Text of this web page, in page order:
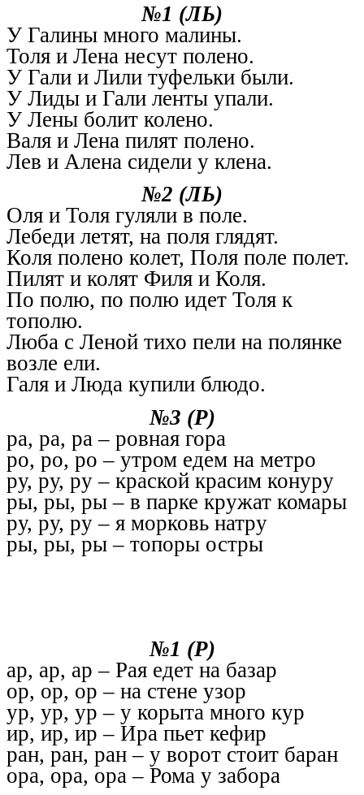
№1 (ЛЬ)
У Галины много малины.
Толя и Лена несут полено.
У Гали и Лили туфельки были.
У Лиды и Гали ленты упали.
У Лены болит колено.
Валя и Лена пилят полено.
Лев и Алена сидели у клена.
№2 (ЛЬ)
Оля и Толя гуляли в поле.
Лебеди летят, на поля глядят.
Коля полено колет, Поля поле полет.
Пилят и колят Филя и Коля.
По полю, по полю идет Толя к
тополю.
Люба с Леной тихо пели на полянке
возле ели.
Галя и Люда купили блюдо.
№3 (Р)
ра, ра, ра – ровная гора
ро, ро, ро – утром едем на метро
ру, ру, ру – краской красим конуру
ры, ры, ры – в парке кружат комары
ру, ру, ру – я морковь натру
ры, ры, ры – топоры остры
№1 (Р)
ар, ар, ар – Рая едет на базар
ор, ор, ор – на стене узор
ур, ур, ур – у корыта много кур
ир, ир, ир – Ира пьет кефир
ран, ран, ран – у ворот стоит баран
ора, ора, ора – Рома у забора